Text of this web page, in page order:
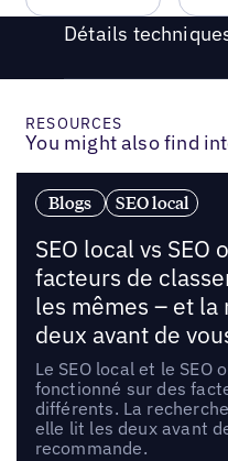
Détails
RESOURCES
You might also find
Blogs SEO local
SEO local vs SEO
facteurs de
les mêmes – et
deux avant de
Le SEO local et le SEO
fonctionné sur des
différents. La
elle lit les deux avant
recommande.